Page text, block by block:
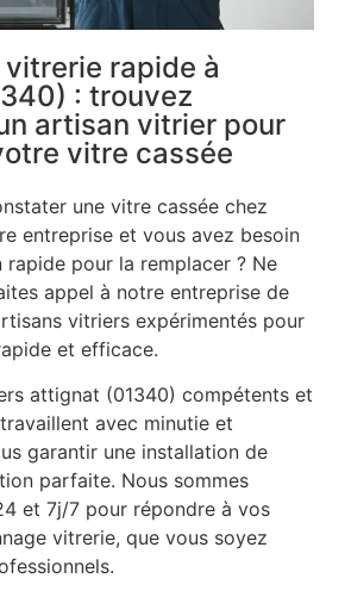
rapide à
: trouvez
artisan vitrier pour
vitre cassée
une vitre cassée chez
entreprise et vous avez besoin
rapide pour la remplacer ? Ne
appel à notre entreprise de
vitriers expérimentés pour
et efficace.
attignat (01340) compétents et
avec minutie et
garantir une installation de
parfaite. Nous sommes
et 7j/7 pour répondre à vos
vitrerie, que vous soyez